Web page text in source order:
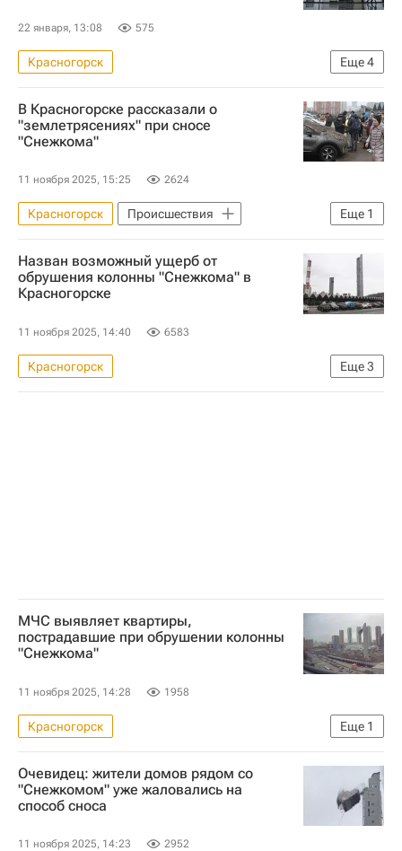
22 января, 13:08 575
Еще4
Красногорск
Московская область (Подмосковье)
Россия
Криминал Капремонт
В Красногорске рассказали о
"землетрясениях" при сносе
"Снежкома"
11 ноября 2025, 15:25 2624
Еще 1
Красногорск
Происшествия
Московская область (Подмосковье)
Назван возможный ущерб от
обрушения колонны "Снежкома" в
Красногорске
11 ноября 2025, 14:40 6583
Еще3
Красногорск
Московская область (Подмосковье)
МЧС выявляет квартиры,
пострадавшие при обрушении колонны
"Снежкома"
11 ноября 2025, 14:28 1958
Еще 1
Красногорск
МЧС России (Министерство РФ по делам гражданской обороны, чрезвычайным ситуациям и ликвидации последствий стихийных бедствий)
Очевидец: жители домов рядом со
"Снежкомом" уже жаловались на
способ сноса
11 ноября 2025, 14:23 2952